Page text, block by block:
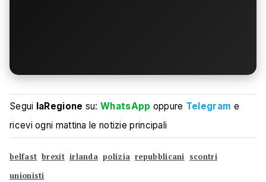
Segui laRegione su:WhatsApp oppure Telegram e
ricevi ogni mattina le notizie principali
belfast brexit irlanda polizia repubblicani scontri
unionisti